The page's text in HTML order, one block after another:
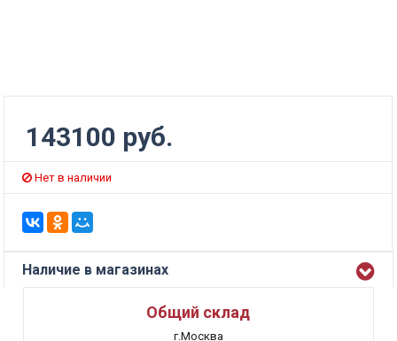
143100 руб.
Нет в наличии
Наличие в магазинах
Общий склад
г.Москва